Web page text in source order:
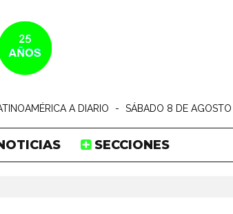
A DIARIO - SÁBADO 8 DE
SECCIONES